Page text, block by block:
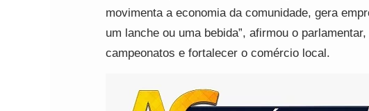
movimenta a economia da comunidade, gera
um lanche ou uma bebida”, afirmou o
campeonatos e fortalecer o comércio local.